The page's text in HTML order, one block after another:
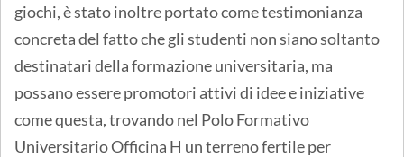
giochi, è stato inoltre portato come testimonianza
concreta del fatto che gli studenti non siano soltanto
destinatari della formazione universitaria, ma
possano essere promotori attivi di idee e iniziative
come questa, trovando nel Polo Formativo
Universitario Officina H un terreno fertile per